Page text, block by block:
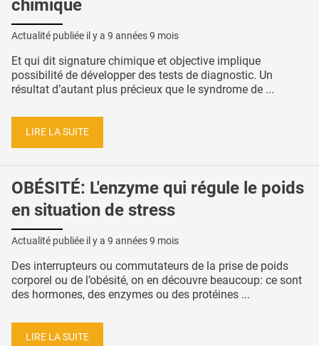
chimique
Actualité publiée il y a 9 années 9 mois
Et qui dit signature chimique et objective implique
possibilité de développer des tests de diagnostic. Un
résultat d’autant plus précieux que le syndrome de ...
LIRE LA SUITE
OBÉSITÉ: L'enzyme qui régule le poids
en situation de stress
Actualité publiée il y a 9 années 9 mois
Des interrupteurs ou commutateurs de la prise de poids
corporel ou de l’obésité, on en découvre beaucoup: ce sont
des hormones, des enzymes ou des protéines ...
LIRE LA SUITE